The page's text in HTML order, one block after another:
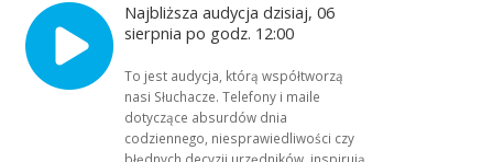
Najbliższa audycja dzisiaj, 06
sierpnia po godz. 12:00
To jest audycja, którą współtworzą
nasi Słuchacze. Telefony i maile
dotyczące absurdów dnia
codziennego, niesprawiedliwości czy